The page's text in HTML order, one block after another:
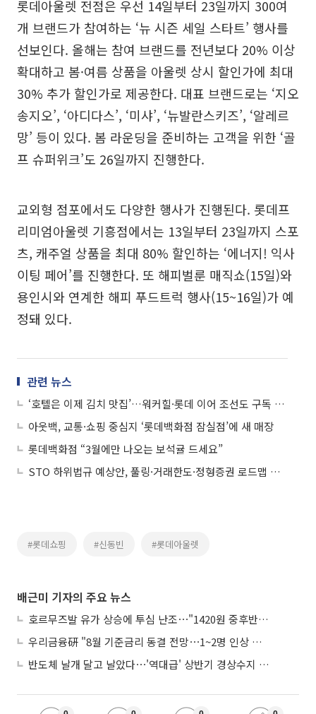
롯데아울렛 전점은 우선 14일부터 23일까지 300여
개 브랜드가 참여하는 ‘뉴 시즌 세일 스타트’ 행사를
선보인다. 올해는 참여 브랜드를 전년보다 20% 이상
확대하고 봄·여름 상품을 아울렛 상시 할인가에 최대
30% 추가 할인가로 제공한다. 대표 브랜드로는 ‘지오
송지오’, ‘아디다스’, ‘미샤’, ‘뉴발란스키즈’, ‘알레르
망’ 등이 있다. 봄 라운딩을 준비하는 고객을 위한 ‘골
프 슈퍼위크’도 26일까지 진행한다.
교외형 점포에서도 다양한 행사가 진행된다. 롯데프
리미엄아울렛 기흥점에서는 13일부터 23일까지 스포
츠, 캐주얼 상품을 최대 80% 할인하는 ‘에너지! 익사
이팅 페어’를 진행한다. 또 해피벌룬 매직쇼(15일)와
용인시와 연계한 해피 푸드트럭 행사(15~16일)가 예
정돼 있다.
관련 뉴스
‘호텔은 이제 김치 맛집’…워커힐·롯데 이어 조선도 구독 서비스
아웃백, 교통·쇼핑 중심지 ‘롯데백화점 잠실점’에 새 매장
롯데백화점 “3월에만 나오는 보석귤 드세요”
STO 하위법규 예상안, 풀링·거래한도·정형증권 로드맵 제시
#롯데쇼핑 #신동빈 #롯데아울렛
배근미 기자의 주요 뉴스
호르무즈발 유가 상승에 투심 난조⋯"1420원 중후반 등락"
우리금융硏 "8월 기준금리 동결 전망⋯1~2명 인상 소수의견 낼 것"
반도체 날개 달고 날았다⋯'역대급' 상반기 경상수지 흑자 2000억달러 육박